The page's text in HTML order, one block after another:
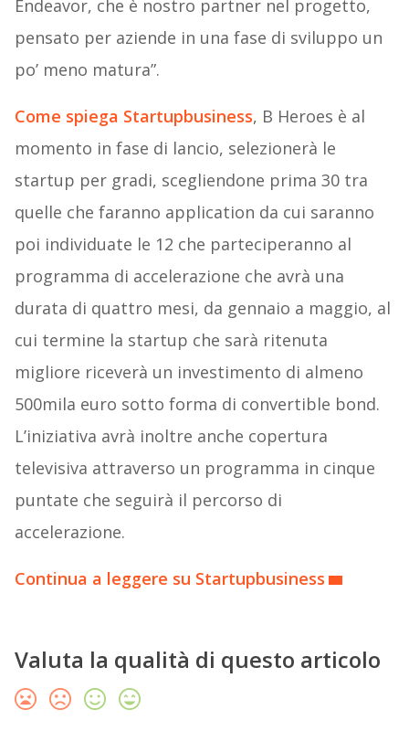
Endeavor, che è nostro partner nel progetto,
pensato per aziende in una fase di sviluppo un
po’ meno matura”.
Come spiega Startupbusiness, B Heroes è al
momento in fase di lancio, selezionerà le
startup per gradi, scegliendone prima 30 tra
quelle che faranno application da cui saranno
poi individuate le 12 che parteciperanno al
programma di accelerazione che avrà una
durata di quattro mesi, da gennaio a maggio, al
cui termine la startup che sarà ritenuta
migliore riceverà un investimento di almeno
500mila euro sotto forma di convertible bond.
L’iniziativa avrà inoltre anche copertura
televisiva attraverso un programma in cinque
puntate che seguirà il percorso di
accelerazione.
Continua a leggere su Startupbusiness
Valuta la qualità di questo articolo